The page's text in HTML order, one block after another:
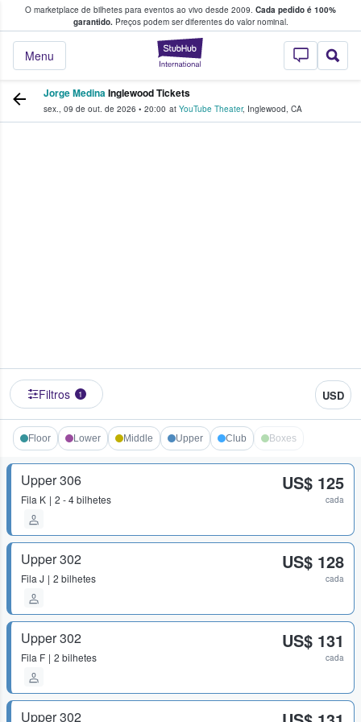
O marketplace de bilhetes para eventos ao vivo desde 2009. Cada pedido é 100%
garantido.Preços podem ser diferentes do valor nominal.
StubHub – onde
Menu
fãs compram e vendem bilhetes
Jorge MedinaInglewood Tickets
sex., 09 de out. de 2026 • 20:00 at YouTube Theater, Inglewood, CA
Filtros 1 USD
Floor Lower Middle Upper Club Boxes
Upper 306
Fila K 2 - 4 bilhetes
US$ 125
cada
Upper 302
Fila J 2 bilhetes
US$ 128
cada
Upper 302
Fila F 2 bilhetes
US$ 131
cada
Upper 302